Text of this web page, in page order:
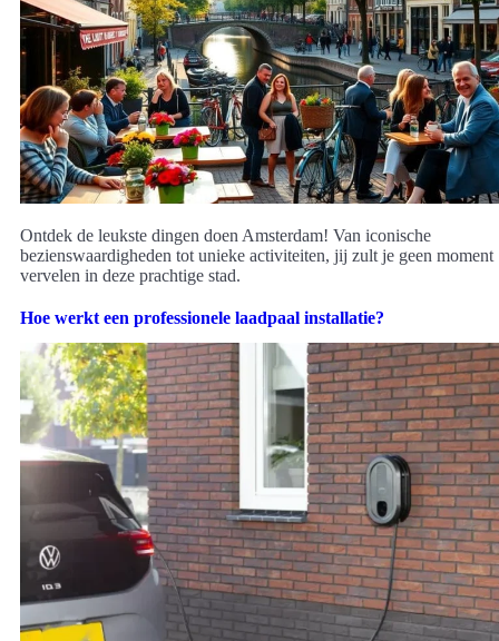
Ontdek de leukste dingen doen Amsterdam! Van iconische
bezienswaardigheden tot unieke activiteiten, jij zult je geen moment
vervelen in deze prachtige stad.
Hoe werkt een professionele laadpaal installatie?